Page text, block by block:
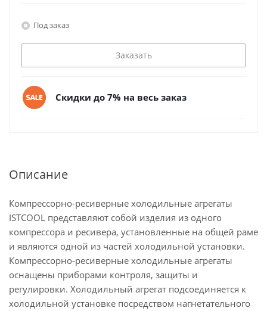
Под заказ
Заказать
Скидки до 7% на весь заказ
Описание
Компрессорно-ресиверные холодильные агрегаты
ISTCOOL представляют собой изделия из одного
компрессора и ресивера, установленные на общей раме
и являются одной из частей холодильной установки.
Компрессорно-ресиверные холодильные агрегаты
оснащены приборами контроля, защиты и
регулировки. Холодильный агрегат подсоединяется к
холодильной установке посредством нагнетательного